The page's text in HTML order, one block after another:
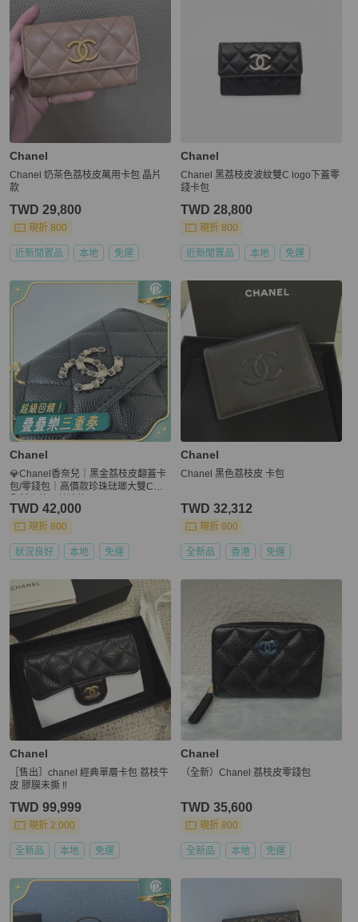
Chanel
Chanel 奶茶色荔枝皮萬用卡包 晶片
款
TWD 29,800
現折 800
近新閒置品 本地 免運
Chanel
Chanel 黑荔枝皮波紋雙C logo下蓋零
錢卡包
TWD 28,800
現折 800
近新閒置品 本地 免運
Chanel
💎Chanel香奈兒｜黑金荔枝皮翻蓋卡
包/零錢包｜高價款珍珠琺瑯大雙C｜
TWD 42,000
現折 800
狀況良好 本地 免運
Chanel
Chanel 黑色荔枝皮 卡包
TWD 32,312
現折 800
全新品 香港 免運
Chanel
［售出］chanel 經典單層卡包 荔枝牛
皮 膠膜未撕 ‼️
TWD 99,999
現折 2,000
全新品 本地 免運
Chanel
（全新）Chanel 荔枝皮零錢包
TWD 35,600
現折 800
全新品 本地 免運